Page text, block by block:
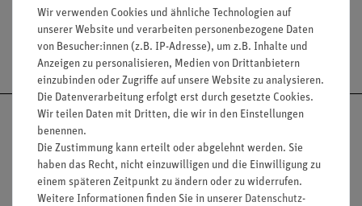
Versandkostenfrei ab 300,- €
Nach oben
Wir verwenden Cookies und ähnliche Technologien auf
unserer Website und verarbeiten personenbezogene Daten
von Besucher:innen (z.B. IP-Adresse), um z.B. Inhalte und
Anzeigen zu personalisieren, Medien von Drittanbietern
einzubinden oder Zugriffe auf unsere Website zu analysieren.
Die Datenverarbeitung erfolgt erst durch gesetzte Cookies.
Wir teilen Daten mit Dritten, die wir in den Einstellungen
benennen.
Die Zustimmung kann erteilt oder abgelehnt werden. Sie
haben das Recht, nicht einzuwilligen und die Einwilligung zu
einem späteren Zeitpunkt zu ändern oder zu widerrufen.
Weitere Informationen finden Sie in unserer Daten­schutz­